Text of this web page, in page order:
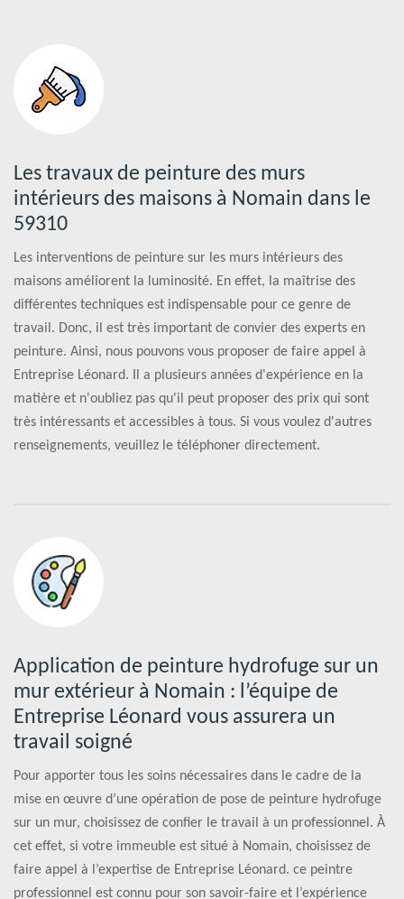
Les travaux de peinture des murs
intérieurs des maisons à Nomain dans le
59310
Les interventions de peinture sur les murs intérieurs des
maisons améliorent la luminosité. En effet, la maîtrise des
différentes techniques est indispensable pour ce genre de
travail. Donc, il est très important de convier des experts en
peinture. Ainsi, nous pouvons vous proposer de faire appel à
Entreprise Léonard. Il a plusieurs années d'expérience en la
matière et n'oubliez pas qu'il peut proposer des prix qui sont
très intéressants et accessibles à tous. Si vous voulez d'autres
renseignements, veuillez le téléphoner directement.
Application de peinture hydrofuge sur un
mur extérieur à Nomain : l’équipe de
Entreprise Léonard vous assurera un
travail soigné
Pour apporter tous les soins nécessaires dans le cadre de la
mise en œuvre d’une opération de pose de peinture hydrofuge
sur un mur, choisissez de confier le travail à un professionnel. À
cet effet, si votre immeuble est situé à Nomain, choisissez de
faire appel à l’expertise de Entreprise Léonard. ce peintre
professionnel est connu pour son savoir-faire et l’expérience